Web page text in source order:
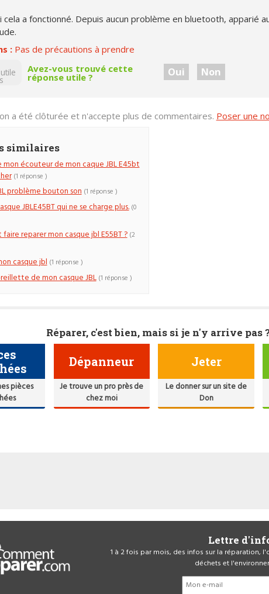
cela a fonctionné. Depuis aucun problème en bluetooth, apparié
: Pas de précautions à prendre
Avez-vous trouvé cette
réponse utile ? Oui Non
a été clôturée et n'accepte plus de commentaires. Poser une
similaires
mon écouteur de mon caque JBL E45bt
(1 réponse )
problème bouton son (1 réponse )
JBLE45BT qui ne se charge plus. (0
reparer mon casque jbl E55BT ? (2
casque jbl (1 réponse )
de mon casque JBL (1 réponse )
Réparer, c'est bien, mais si je n'y arrive pas
pièces
Dépanneur
Je trouve un pro près de
chez moi
Jeter
Le donner sur un site de
Don
Lettre
1 à 2 fois par mois, des infos sur la réparation,
déchets et